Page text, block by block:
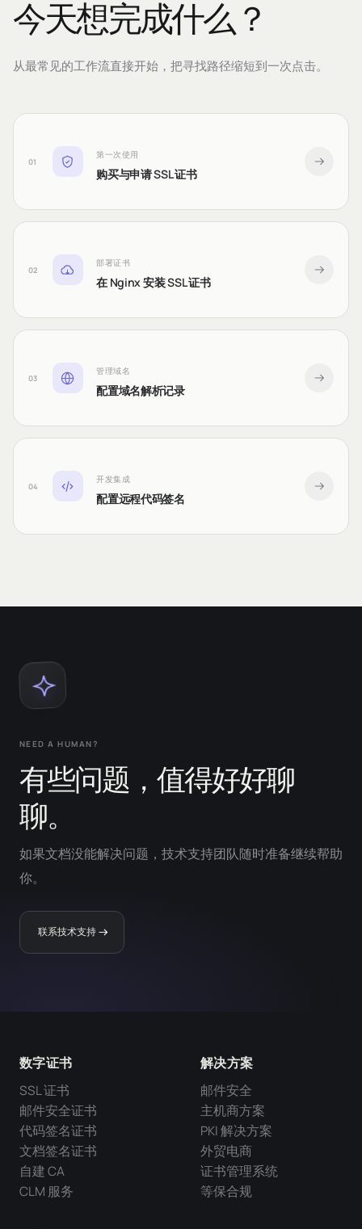
今天想完成什么？
从最常见的工作流直接开始，把寻找路径缩短到一次点击。
01
第一次使用
购买与申请 SSL 证书
02
部署证书
在 Nginx 安装 SSL 证书
03
管理域名
配置域名解析记录
04
开发集成
配置远程代码签名
NEED A HUMAN?
有些问题，值得好好聊
聊。
如果文档没能解决问题，技术支持团队随时准备继续帮助
你。
联系技术支持
数字证书
SSL 证书
邮件安全证书
代码签名证书
文档签名证书
自建 CA
CLM 服务
解决方案
邮件安全
主机商方案
PKI 解决方案
外贸电商
证书管理系统
等保合规